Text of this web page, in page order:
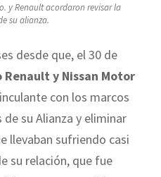
y Renault acordaron revisar la
su alianza.
desde que, el 30 de
Renault y Nissan Motor
con los marcos
su Alianza y eliminar
llevaban sufriendo casi
su relación, que fue